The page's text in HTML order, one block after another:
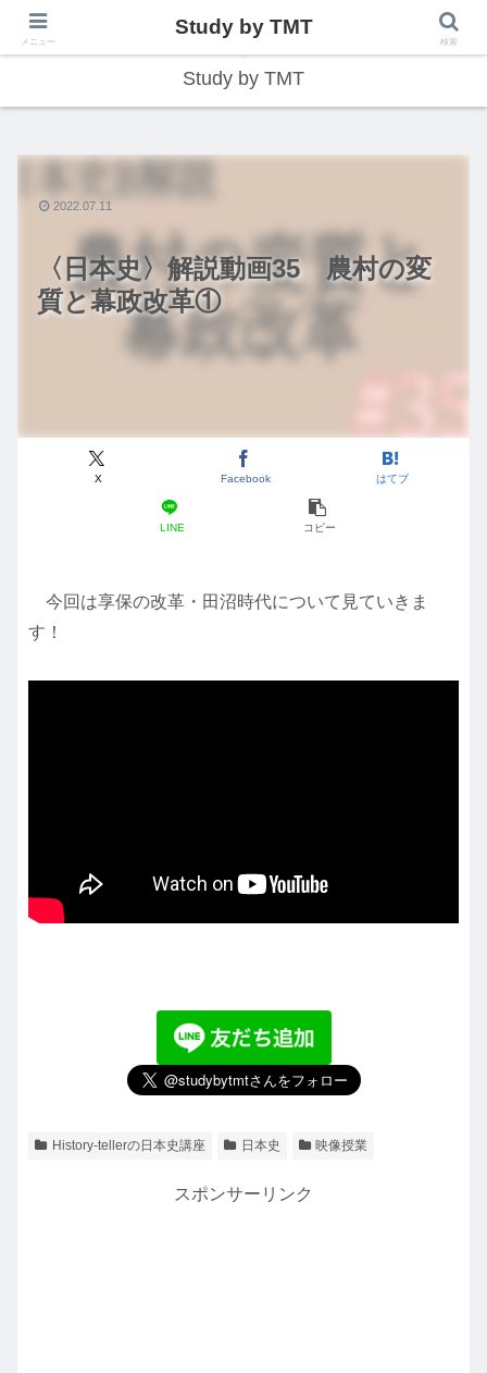
総合型学習サイト
Study by TMT
〈日本史〉解説動画35 農村の変
質と幕政改革①
X Facebook はてブ
LINE コピー
2022.07.11
今回は享保の改革・田沼時代について見ていきま
す！
History-tellerの日本史講座 日本史 映像授業
スポンサーリンク
メニュー
Study by TMT
検索